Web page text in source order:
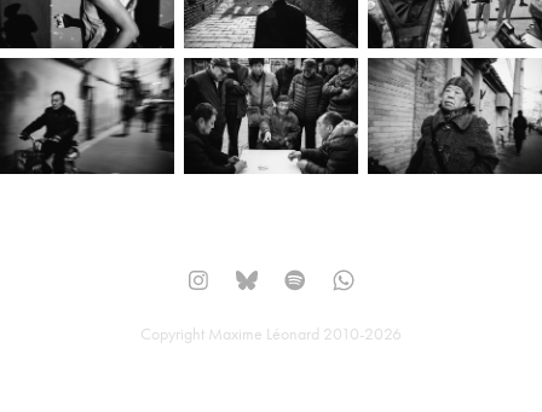
Copyright Maxime Léonard 2010-2026